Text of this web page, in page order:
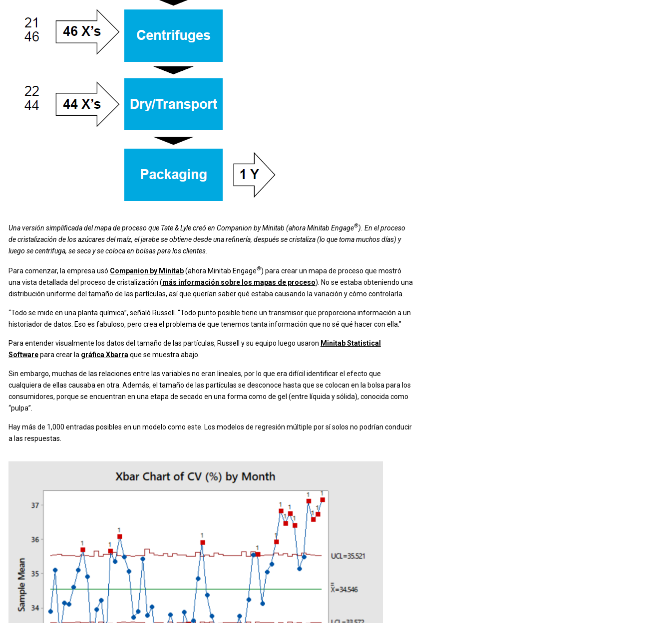
Una versión simplificada del mapa de proceso que Tate & Lyle creó en Companion by Minitab (ahora Minitab Engage®). En el proceso
de cristalización de los azúcares del maíz, el jarabe se obtiene desde una refinería, después se cristaliza (lo que toma muchos días) y
luego se centrifuga, se seca y se coloca en bolsas para los clientes.
Para comenzar, la empresa usó Companion by Minitab(ahora Minitab Engage®) para crear un mapa de proceso que mostró
una vista detallada del proceso de cristalización (más información sobre los mapas de proceso). No se estaba obteniendo una
distribución uniforme del tamaño de las partículas, así que querían saber qué estaba causando la variación y cómo controlarla.
“Todo se mide en una planta química”, señaló Russell. “Todo punto posible tiene un transmisor que proporciona información a un
historiador de datos. Eso es fabuloso, pero crea el problema de que tenemos tanta información que no sé qué hacer con ella.”
Para entender visualmente los datos del tamaño de las partículas, Russell y su equipo luego usaron Minitab Statistical
Softwarepara crear la gráfica Xbarra que se muestra abajo.
Sin embargo, muchas de las relaciones entre las variables no eran lineales, por lo que era difícil identificar el efecto que
cualquiera de ellas causaba en otra. Además, el tamaño de las partículas se desconoce hasta que se colocan en la bolsa para los
consumidores, porque se encuentran en una etapa de secado en una forma como de gel (entre líquida y sólida), conocida como
“pulpa”.
Hay más de 1,000 entradas posibles en un modelo como este. Los modelos de regresión múltiple por sí solos no podrían conducir
a las respuestas.